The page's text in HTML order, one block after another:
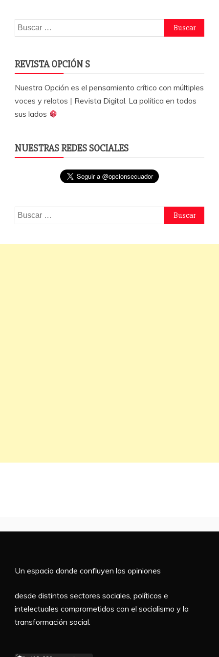
Buscar:
REVISTA OPCIÓN S
Nuestra Opción es el pensamiento crítico con múltiples
voces y relatos | Revista Digital. La política en todos
sus lados
NUESTRAS REDES SOCIALES
Buscar:
Un espacio donde confluyen las opiniones
desde distintos sectores sociales, políticos e
intelectuales comprometidos con el socialismo y la
transformación social.